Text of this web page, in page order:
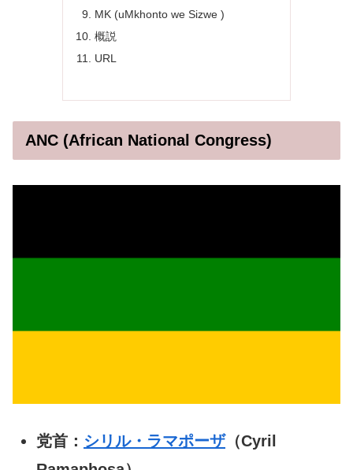
MK (uMkhonto we Sizwe )
概説
URL
ANC (African National Congress)
党首： シリル・ラマポーザ（Cyril